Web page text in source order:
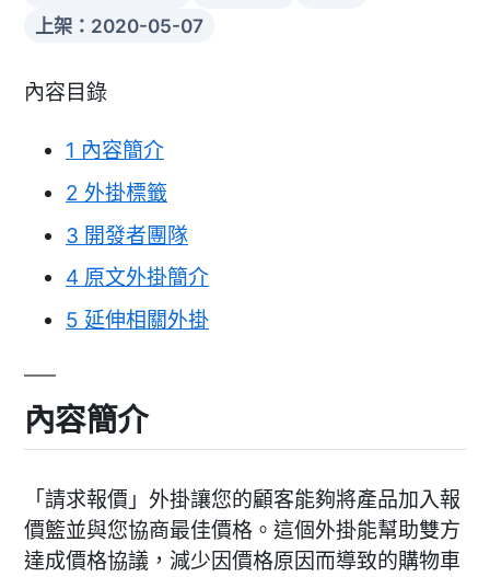
上架：2020-05-07
內容目錄
1 內容簡介
2 外掛標籤
3 開發者團隊
4 原文外掛簡介
5 延伸相關外掛
內容簡介
「請求報價」外掛讓您的顧客能夠將產品加入報
價籃並與您協商最佳價格。這個外掛能幫助雙方
達成價格協議，減少因價格原因而導致的購物車